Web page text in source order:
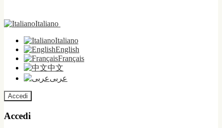
Italiano
Italiano
English
Français
中文
عربى
Accedi
Accedi